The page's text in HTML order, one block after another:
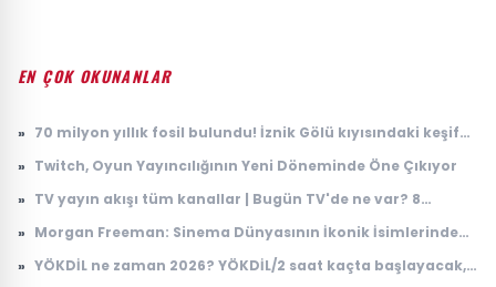
EN ÇOK OKUNANLAR
» 70 milyon yıllık fosil bulundu! İznik Gölü kıyısındaki keşif
» Twitch, Oyun Yayıncılığının Yeni Döneminde Öne Çıkıyor
» TV yayın akışı tüm kanallar | Bugün TV'de ne var? 8
» Morgan Freeman: Sinema Dünyasının İkonik İsimlerinden
» YÖKDİL ne zaman 2026? YÖKDİL/2 saat kaçta başlayacak,